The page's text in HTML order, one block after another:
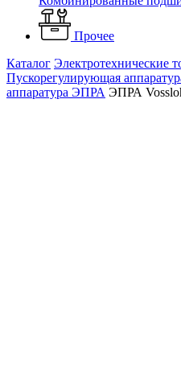
Прочее
Каталог Электротехнические
Пускорегулирующая
аппаратура ЭПРА ЭПРА